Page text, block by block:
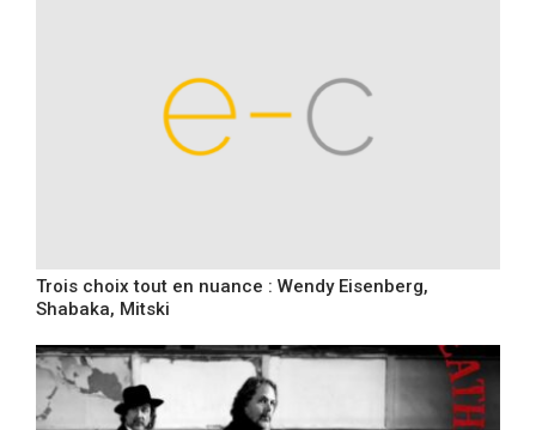
Trois choix tout en nuance : Wendy Eisenberg,
Shabaka, Mitski